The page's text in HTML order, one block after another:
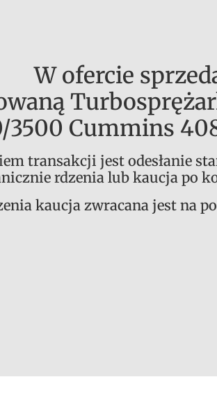
W ofercie
3500 Cummins
transakcji jest odesłanie
rdzenia lub kaucja po
kaucja zwracana jest na